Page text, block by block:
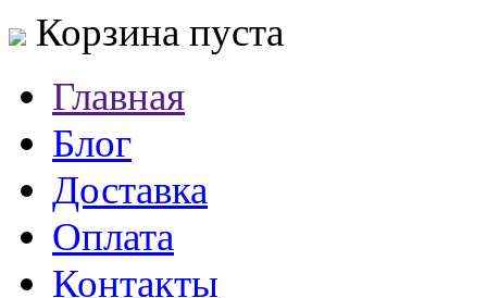
Корзина пуста
Главная
Блог
Доставка
Оплата
Контакты